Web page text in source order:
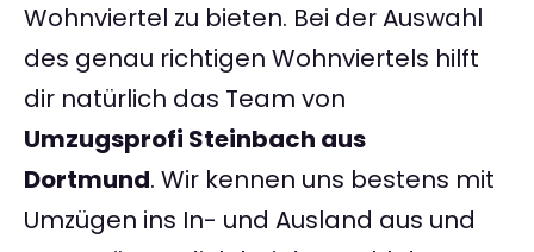
Wohnviertel zu bieten. Bei der Auswahl
des genau richtigen Wohnviertels hilft
dir natürlich das Team von
Umzugsprofi Steinbach aus
Dortmund. Wir kennen uns bestens mit
Umzügen ins In- und Ausland aus und